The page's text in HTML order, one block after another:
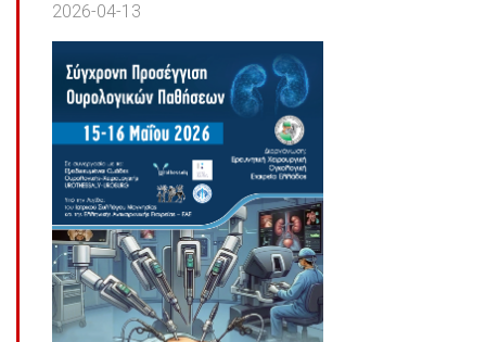
2026-04-13